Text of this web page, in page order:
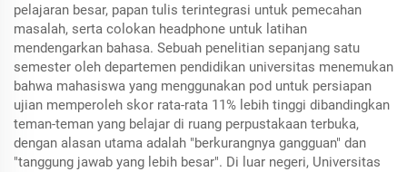
pelajaran besar, papan tulis terintegrasi untuk pemecahan
masalah, serta colokan headphone untuk latihan
mendengarkan bahasa. Sebuah penelitian sepanjang satu
semester oleh departemen pendidikan universitas menemukan
bahwa mahasiswa yang menggunakan pod untuk persiapan
ujian memperoleh skor rata-rata 11% lebih tinggi dibandingkan
teman-teman yang belajar di ruang perpustakaan terbuka,
dengan alasan utama adalah "berkurangnya gangguan" dan
"tanggung jawab yang lebih besar". Di luar negeri, Universitas